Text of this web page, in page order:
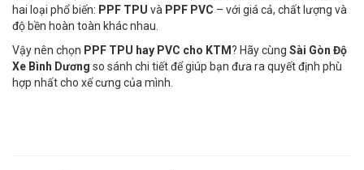
hai loại phổ biến: PPF TPU và PPF PVC – với giá cả, chất lượng và
độ bền hoàn toàn khác nhau.
Vậy nên chọn PPF TPU hay PVC cho KTM? Hãy cùng Sài Gòn Độ
Xe Bình Dương so sánh chi tiết để giúp bạn đưa ra quyết định phù
hợp nhất cho xế cưng của mình.